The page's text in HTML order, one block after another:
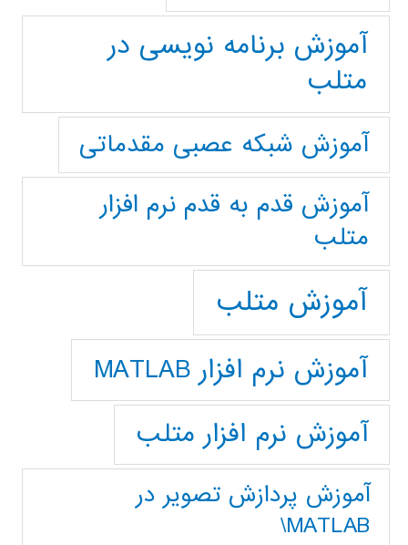
آموزش برنامه نویسی در
متلب
آموزش شبکه عصبی مقدماتی
آموزش قدم به قدم نرم افزار
متلب
آموزش متلب
آموزش نرم افزار MATLAB
آموزش نرم افزار متلب
آموزش پردازش تصوير در
MATLAB\